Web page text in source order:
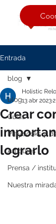
Entrada
blog
Guías
Playbooks y
Artículos
Prensa /
Nuestra
blog
Crear
lograrlo
Holistic
13 abr 2023